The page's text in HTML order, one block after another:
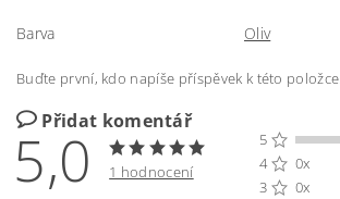
Barva Oliv
Buďte první, kdo napíše příspěvek k této položce.
Přidat komentář
5,0 1 hodnocení
5
4
0x
3
0x